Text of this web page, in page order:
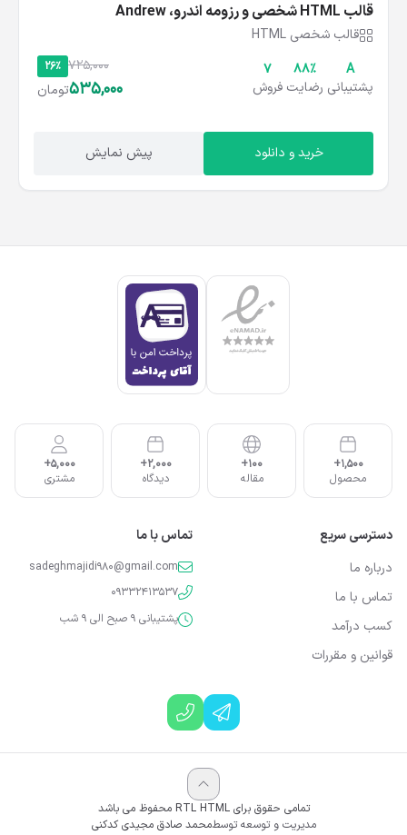
قالب HTML شخصی و رزومه اندرو، Andrew
قالب شخصی HTML
A
پشتیبانی
۸۸%
رضایت
7
فروش
26% 725,000
535,000تومان
خرید و دانلود پیش نمایش
1,500+
محصول
100+
مقاله
2,000+
دیدگاه
5,000+
مشتری
دسترسی سریع
درباره ما
تماس با ما
کسب درآمد
قوانین و مقررات
تماس با ما
sadeghmajidi980@gmail.com
09332413537
پشتیبانی 9 صبح الی 9 شب
تمامی حقوق برای RTL HTML محفوظ می باشد
مدیریت و توسعه توسطمحمد صادق مجیدی کدکنی